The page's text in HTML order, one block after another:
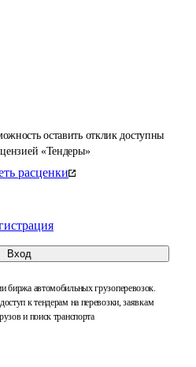
оставить отклик доступны
«Тендеры»
расценки
Вход
автомобильных грузоперевозок.
к тендерам на перевозки, заявкам
и поиск транспорта